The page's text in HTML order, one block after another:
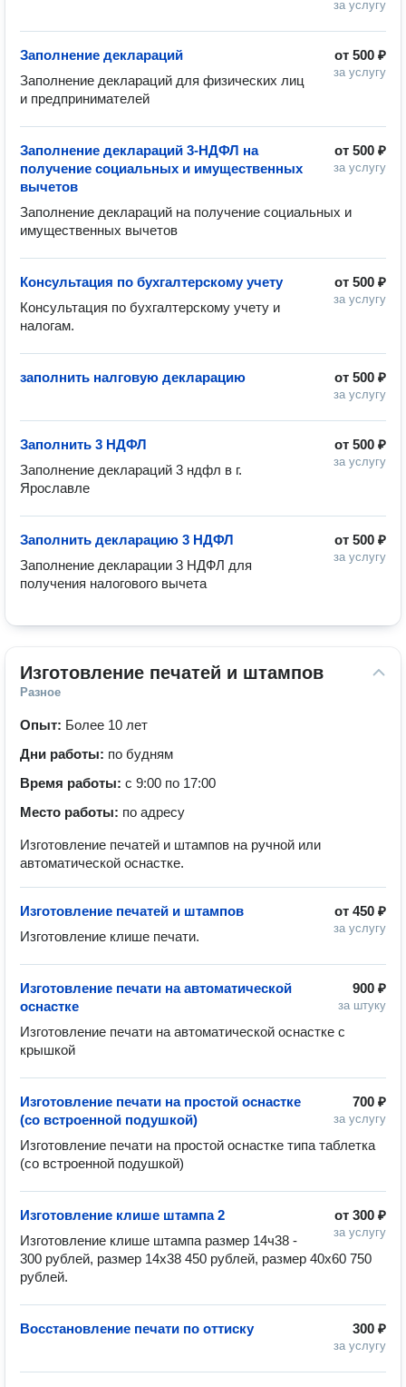
за услугу
от 500 ₽
за услугу
Заполнение деклараций
Заполнение деклараций для физических лиц
и предпринимателей
от 500 ₽
за услугу
Заполнение деклараций 3-НДФЛ на
получение социальных и имущественных
вычетов
Заполнение деклараций на получение социальных и
имущественных вычетов
от 500 ₽
за услугу
Консультация по бухгалтерскому учету
Консультация по бухгалтерскому учету и
налогам.
от 500 ₽
за услугу
заполнить налговую декларацию
от 500 ₽
за услугу
Заполнить 3 НДФЛ
Заполнение деклараций 3 ндфл в г.
Ярославле
от 500 ₽
за услугу
Заполнить декларацию 3 НДФЛ
Заполнение декларации 3 НДФЛ для
получения налогового вычета
Изготовление печатей и штампов
Разное
Опыт: Более 10 лет
Дни работы: по будням
Время работы: с 9:00 по 17:00
Место работы: по адресу
Изготовление печатей и штампов на ручной или
автоматической оснастке.
от 450 ₽
за услугу
Изготовление печатей и штампов
Изготовление клише печати.
900 ₽
за штуку
Изготовление печати на автоматической
оснастке
Изготовление печати на автоматической оснастке c
крышкой
700 ₽
за услугу
Изготовление печати на простой оснастке
(со встроенной подушкой)
Изготовление печати на простой оснастке типа таблетка
(со встроенной подушкой)
от 300 ₽
за услугу
Изготовление клише штампа 2
Изготовление клише штампа размер 14ч38 -
300 рублей, размер 14х38 450 рублей, размер 40х60 750
рублей.
300 ₽
за услугу
Восстановление печати по оттиску